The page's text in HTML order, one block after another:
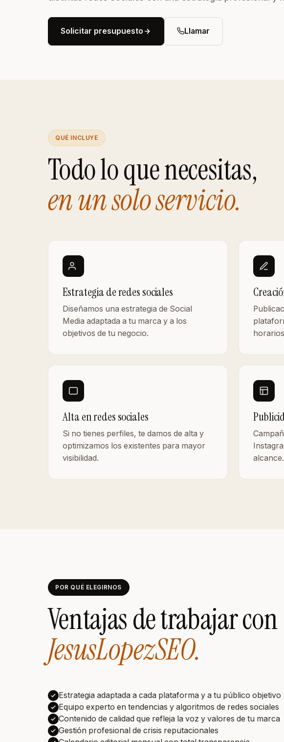
móvil
Solicitar presupuesto Llamar
QUÉ INCLUYE
Todo lo que necesitas,
en un solo servicio.
Estrategia de redes sociales
Diseñamos una estrategia de Social
Media adaptada a tu marca y a los
objetivos de tu negocio.
Alta en redes sociales
Si no tienes perfiles, te damos de alta y
optimizamos los existentes para mayor
visibilidad.
alcance.
POR QUÉ ELEGIRNOS
Ventajas de trabajar con
JesusLopezSEO.
Estrategia adaptada a cada plataforma y a tu público objetivo
Equipo experto en tendencias y algoritmos de redes sociales
Contenido de calidad que refleja la voz y valores de tu marca
Gestión profesional de crisis reputacionales